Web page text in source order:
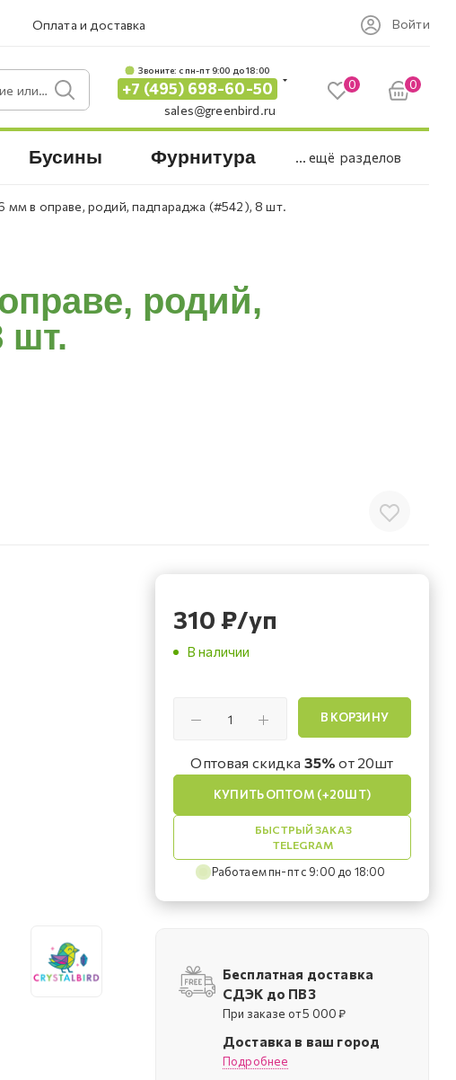
Оплата и доставка Войти
Звоните: c пн-пт 9:00 до 18:00
+7 (495) 698-60-50
sales@greenbird.ru
0 0
Бусины Фурнитура ... ещё разделов
мм в оправе, родий, падпараджа (#542), 8 шт.
родий,
шт.
310 ₽/уп
В наличии
В КОРЗИНУ
Оптовая скидка 35% от 20шт
КУПИТЬ ОПТОМ (+20ШТ)
БЫСТРЫЙ ЗАКАЗ
TELEGRAM
Работаем пн-пт с 9:00 до 18:00
Бесплатная доставка
СДЭК до ПВЗ
При заказе от 5 000 ₽
Доставка в ваш город
Подробнее